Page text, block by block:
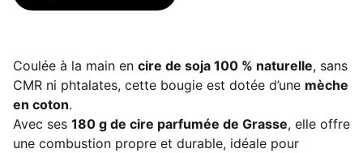
Coulée à la main en cire de soja 100 % naturelle, sans
CMR ni phtalates, cette bougie est dotée d’une mèche
en coton.
Avec ses 180 g de cire parfumée de Grasse, elle offre
une combustion propre et durable, idéale pour